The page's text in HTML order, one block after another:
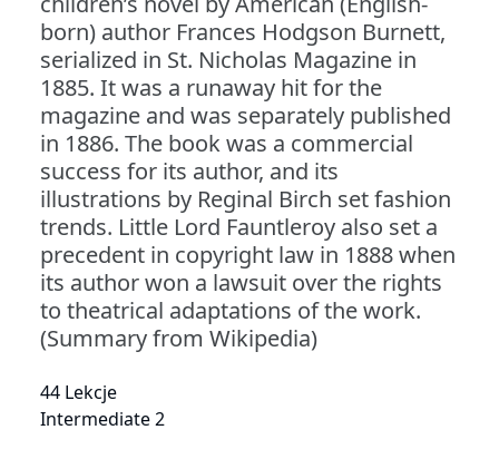
born) author Frances Hodgson Burnett,
serialized in St. Nicholas Magazine in
1885. It was a runaway hit for the
magazine and was separately published
in 1886. The book was a commercial
success for its author, and its
illustrations by Reginal Birch set fashion
trends. Little Lord Fauntleroy also set a
precedent in copyright law in 1888 when
its author won a lawsuit over the rights
to theatrical adaptations of the work.
(Summary from Wikipedia)
44 Lekcje
Intermediate 2